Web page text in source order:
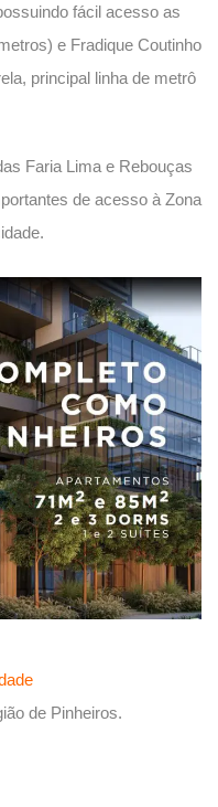
fácil acesso as
e Fradique Coutinho
principal linha de metrô
Faria Lima e Rebouças
de acesso à Zona
de Pinheiros.